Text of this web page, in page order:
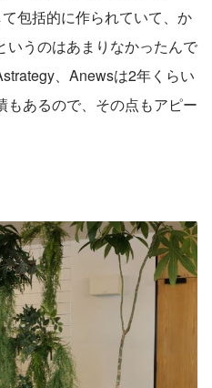
包括的に作られていて、か
いうのはあまりなかったんで
、Anewsは2年くらい
あるので、その点もアピー